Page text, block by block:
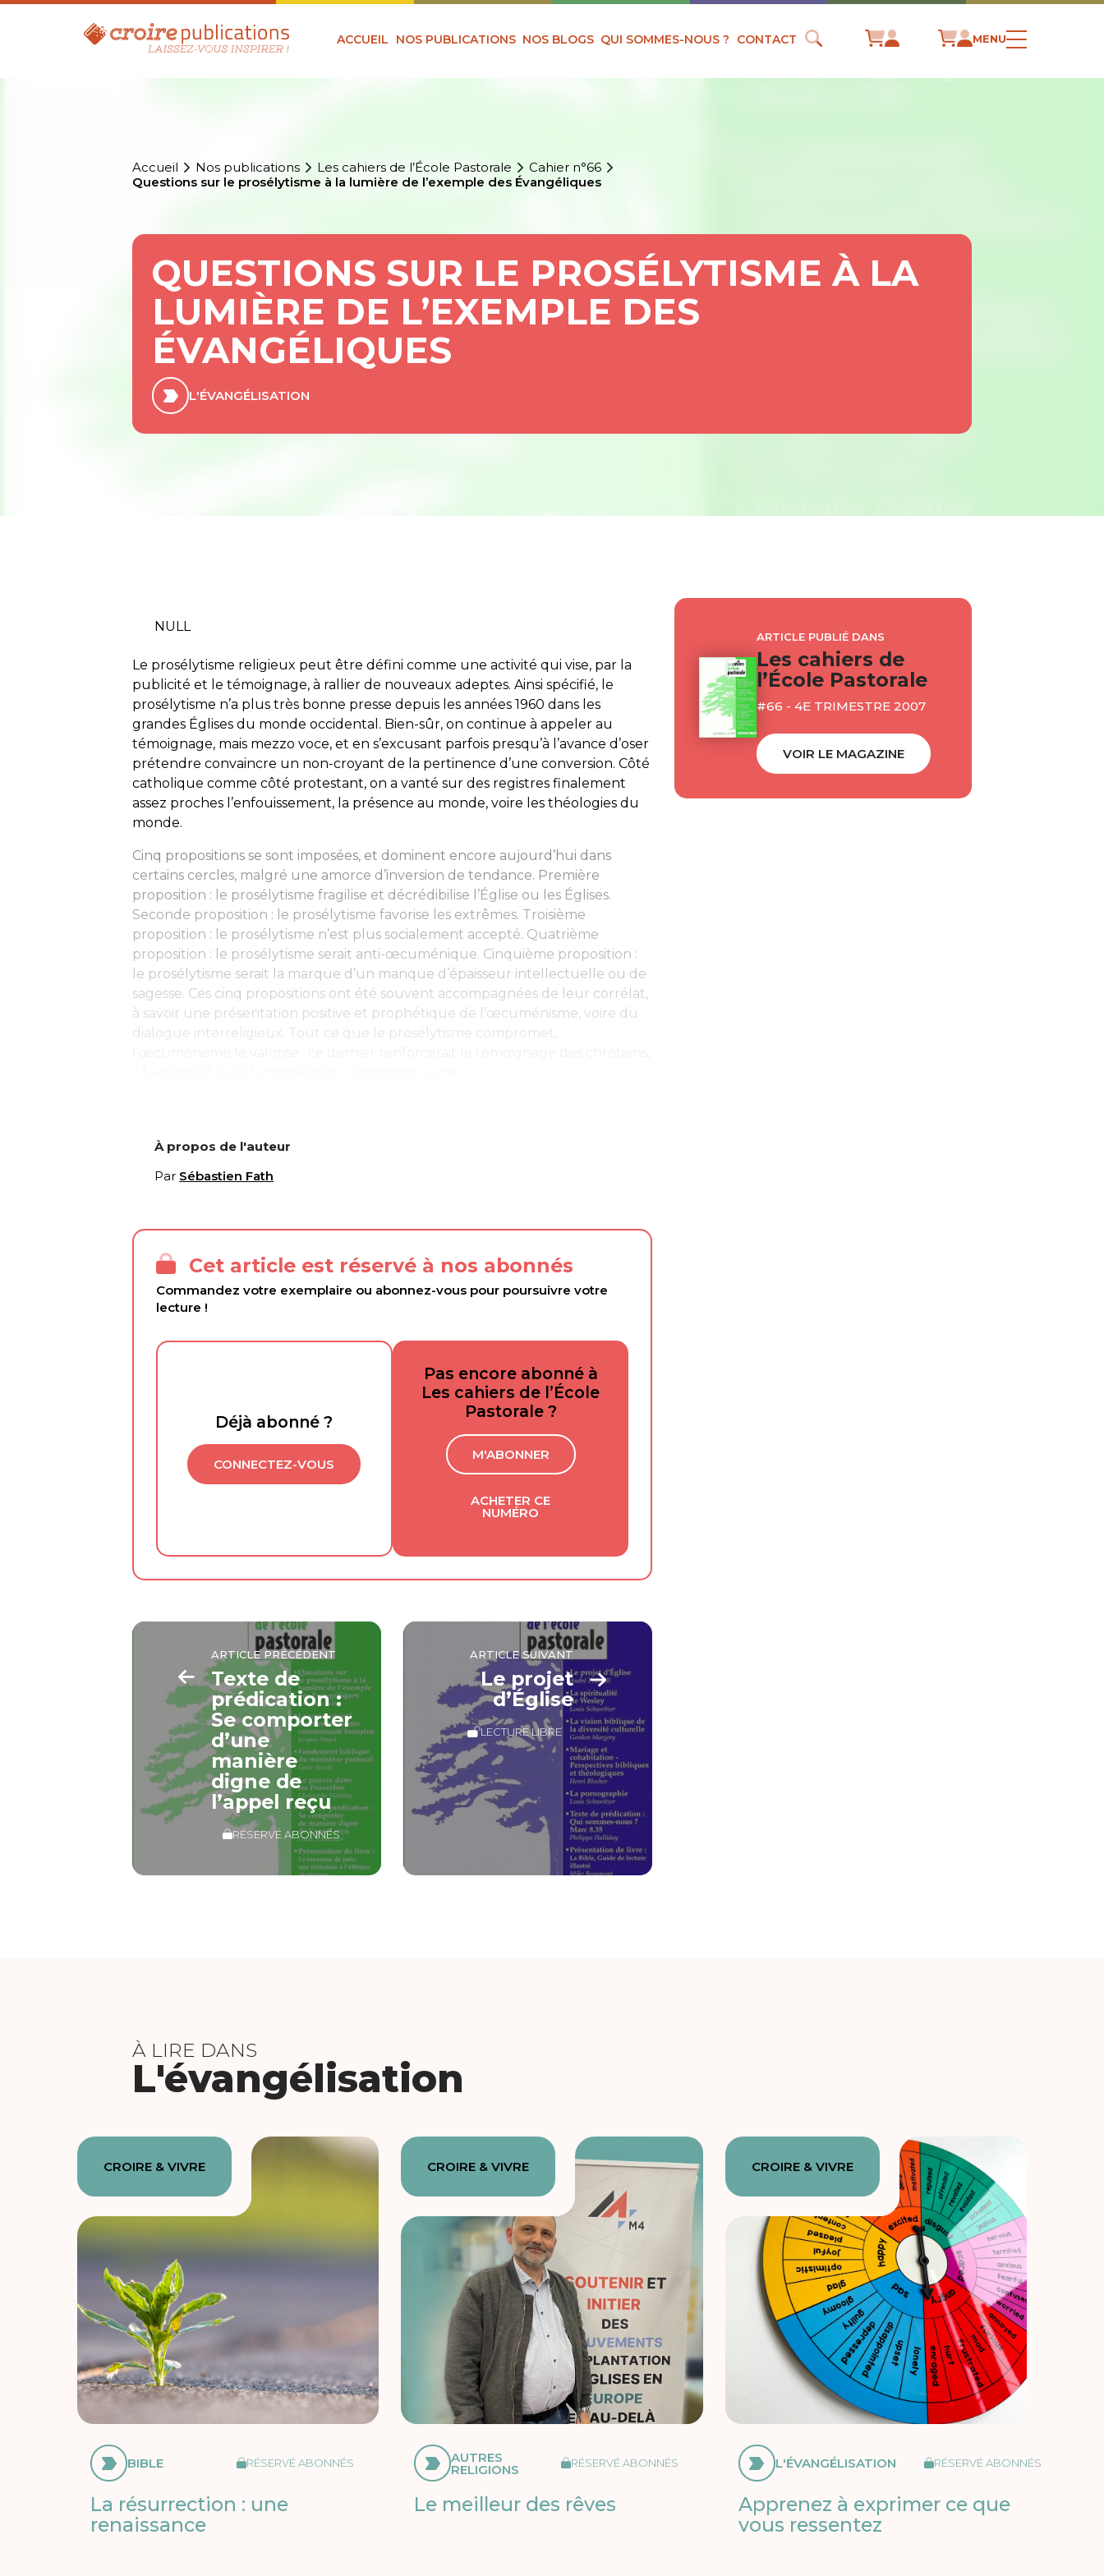
ACCUEIL NOS PUBLICATIONS NOS BLOGS QUI SOMMES-NOUS ? CONTACT MENU
Accueil Nos publications Les cahiers de l’École Pastorale
Cahier n°66
Questions sur le prosélytisme à la lumière de l’exemple des Évangéliques
QUESTIONS SUR LE PROSÉLYTISME À LA
LUMIÈRE DE L’EXEMPLE DES
ÉVANGÉLIQUES
L'ÉVANGÉLISATION
NULL
Le prosélytisme religieux peut être défini comme une activité qui vise, par la
publicité et le témoignage, à rallier de nouveaux adeptes. Ainsi spécifié, le
prosélytisme n’a plus très bonne presse depuis les années 1960 dans les
grandes Églises du monde occidental. Bien-sûr, on continue à appeler au
témoignage, mais mezzo voce, et en s’excusant parfois presqu’à l’avance d’oser
prétendre convaincre un non-croyant de la pertinence d’une conversion. Côté
catholique comme côté protestant, on a vanté sur des registres finalement
assez proches l’enfouissement, la présence au monde, voire les théologies du
monde.
Cinq propositions se sont imposées, et dominent encore aujourd’hui dans
certains cercles, malgré une amorce d’inversion de tendance. Première
proposition : le prosélytisme fragilise et décrédibilise l’Église ou les Églises.
Seconde proposition : le prosélytisme favorise les extrêmes. Troisième
proposition : le prosélytisme n’est plus socialement accepté. Quatrième
proposition : le prosélytisme serait anti-œcuménique. Cinquième proposition :
le prosélytisme serait la marque d’un manque d’épaisseur intellectuelle ou de
sagesse. Ces cinq propositions ont été souvent accompagnées de leur corrélat,
à savoir une présentation positive et prophétique de l’œcuménisme, voire du
dialogue interreligieux. Tout ce que le prosélytisme compromet,
À propos de l'auteur
Par Sébastien Fath
Cet article est réservé à nos abonnés
Commandez votre exemplaire ou abonnez-vous pour poursuivre votre
lecture !
Déjà abonné ?
CONNECTEZ-VOUS
Pas encore abonné à
Les cahiers de l’École
Pastorale ?
M'ABONNER
ACHETER CE
NUMÉRO
ARTICLE PRÉCÉDENT
Texte de
prédication :
Se comporter
d’une
manière
digne de
l’appel reçu
RÉSERVÉ ABONNÉS
ARTICLE SUIVANT
Le projet
d’Église
LECTURE LIBRE
ARTICLE PUBLIÉ DANS
Les cahiers de
l’École Pastorale
#66 - 4E TRIMESTRE 2007
VOIR LE MAGAZINE
À LIRE DANS
L'évangélisation
CROIRE & VIVRE
BIBLE RÉSERVÉ ABONNÉS
La résurrection : une
renaissance
CROIRE & VIVRE
AUTRES
RELIGIONS RÉSERVÉ ABONNÉS
Le meilleur des rêves
CROIRE & VIVRE
L'ÉVANGÉLISATION RÉSERVÉ ABONNÉS
Apprenez à exprimer ce que
vous ressentez